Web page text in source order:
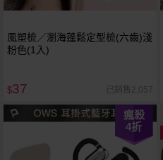
風塑梳／瀏海蓬鬆定型梳(六齒)淺
粉色(1入)
$37 已銷售2,057
瘋殺
4折